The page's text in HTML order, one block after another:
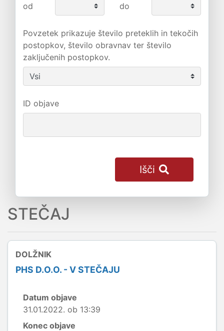
od
do
Povzetek prikazuje število preteklih in tekočih
postopkov, število obravnav ter število
zaključenih postopkov.
ID objave
Išči
STEČAJ
DOLŽNIK
PHS D.O.O. - V STEČAJU
Datum objave
31.01.2022. ob 13:39
Konec objave